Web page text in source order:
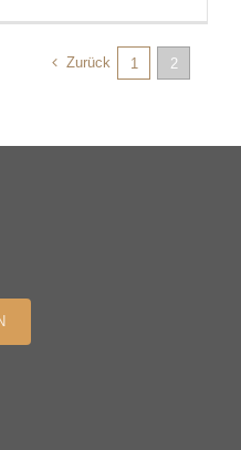
Zurück 1 2